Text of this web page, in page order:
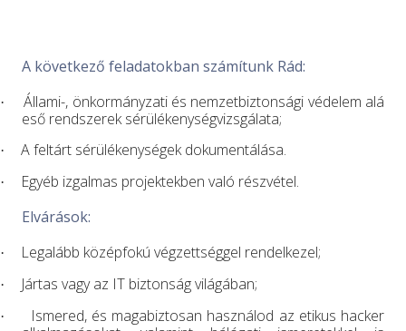
A következő feladatokban számítunk Rád:
·
Állami-, önkormányzati és nemzetbiztonsági védelem alá
eső rendszerek sérülékenységvizsgálata;
· A feltárt sérülékenységek dokumentálása.
·
Egyéb izgalmas projektekben való részvétel.
Elvárások:
· Legalább középfokú végzettséggel rendelkezel;
· Jártas vagy az IT biztonság világában;
·
Ismered, és magabiztosan használod az etikus hacker